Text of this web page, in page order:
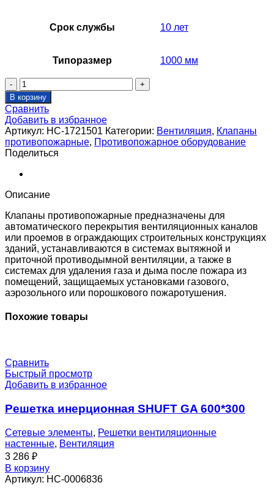
Срок службы 10 лет
Типоразмер 1000 мм
Количество
товара
Клапан
противопожарный
SHUFT
SHFDC-
120-
O-
400_1000-
0-
0-
0
В корзину
Сравнить
Добавить в избранное
Артикул: НС-1721501 Категории: Вентиляция, Клапаны
противопожарные, Противопожарное оборудование
Поделиться
Описание
Клапаны противопожарные предназначены для
автоматического перекрытия вентиляционных каналов
или проемов в ограждающих строительных конструкциях
зданий, устанавливаются в системах вытяжной и
приточной противодымной вентиляции, а также в
системах для удаления газа и дыма после пожара из
помещений, защищаемых установками газового,
аэрозольного или порошкового пожаротушения.
Похожие товары
Сравнить
Быстрый просмотр
Добавить в избранное
Решетка инерционная SHUFT GA 600*300
Сетевые элементы, Решетки вентиляционные
настенные, Вентиляция
3 286 ₽
В корзину
Артикул: НС-0006836